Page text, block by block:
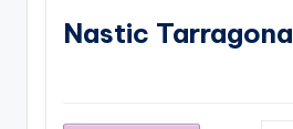
Nastic Tarragona